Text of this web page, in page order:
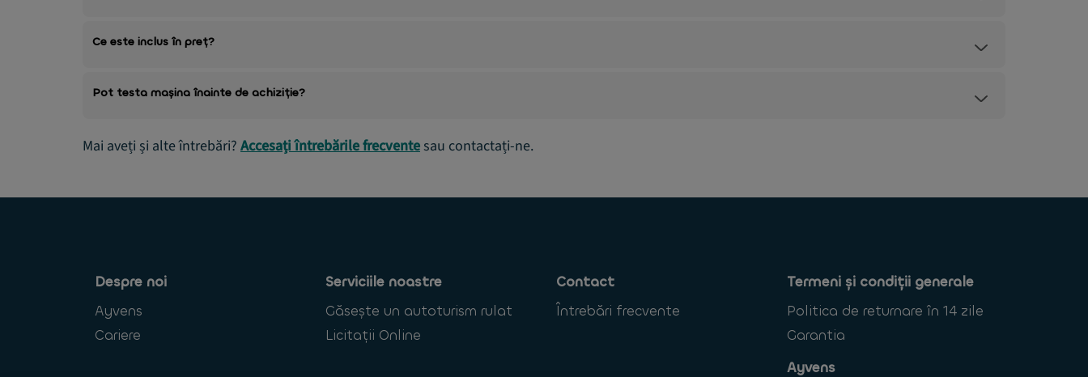
Ce este inclus în preț?
Pot testa mașina înainte de achiziție?
Mai aveți și alte întrebări? Accesați întrebările frecvente sau contactați-ne.
Despre noi
Ayvens
Cariere
Serviciile noastre
Găsește un autoturism rulat
Licitații Online
Contact
Întrebări frecvente
Termeni și condiții generale
Politica de returnare în 14 zile
Garantia
Ayvens